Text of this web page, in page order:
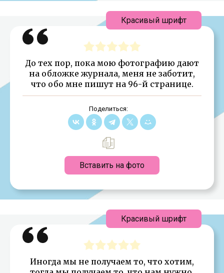
До тех пор, пока мою фотографию дают
на обложке журнала, меня не заботит,
что обо мне пишут на 96-й странице.
Поделиться:
Вставить на фото
Красивый шрифт
Иногда мы не получаем то, что хотим,
Красивый шрифт